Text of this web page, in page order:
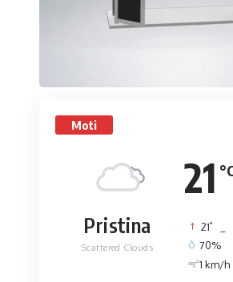
Moti
21
Pristina
Scattered Clouds
21°
70%
1 km/h